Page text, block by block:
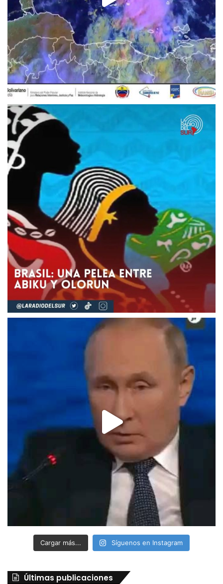
Cargar más... Síguenos en Instagram
Últimas publicaciones